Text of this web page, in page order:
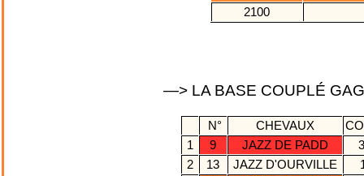
2100
—> LA BASE COUPLÉ
N° CHEVAUX
1
9 JAZZ DE PADD
2
13 JAZZ D'OURVILLE